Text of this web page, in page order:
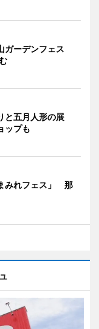
ガーデンフェス
と五月人形の展
ップも
みれフェス」 那